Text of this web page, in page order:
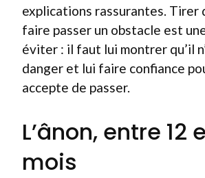
explications rassurantes. Tirer
faire passer un obstacle est
éviter : il faut lui montrer qu’il
danger et lui faire confiance
accepte de passer.
L’ânon, entre 12
mois